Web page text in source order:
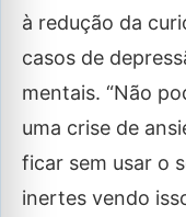
à redução da
casos de
mentais. “Não
uma crise de
ficar sem usar o
inertes vendo